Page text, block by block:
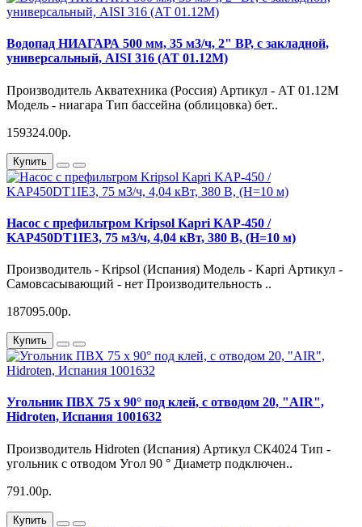
Водопад НИАГАРА 500 мм, 35 м3/ч, 2" ВР, с закладной,
универсальный, AISI 316 (АТ 01.12М)
Производитель Акватехника (Россия) Артикул - АТ 01.12М
Модель - ниагара Тип бассейна (облицовка) бет..
159324.00р.
Купить
Насос с префильтром Kripsol Kapri KAP-450 /
KAP450DT1IE3, 75 м3/ч, 4,04 кВт, 380 В, (H=10 м)
Производитель - Kripsol (Испания) Модель - Kapri Артикул -
Самовсасывающий - нет Производительность ..
187095.00р.
Купить
Угольник ПВХ 75 х 90° под клей, с отводом 20, "AIR",
Hidroten, Испания 1001632
Производитель Hidroten (Испания) Артикул СК4024 Тип -
угольник с отводом Угол 90 ° Диаметр подключен..
791.00р.
Купить